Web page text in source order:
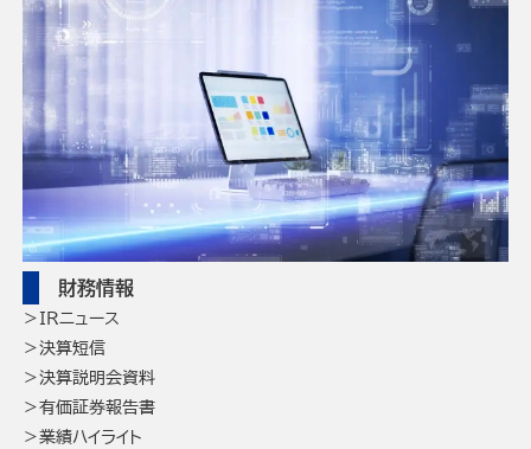
財務情報
IRニュース
決算短信
決算説明会資料
有価証券報告書
業績ハイライト